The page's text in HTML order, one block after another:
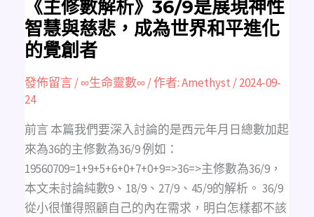
《主修數解析》36/9是展現神性
智慧與慈悲，成為世界和平進化
的覺創者
發佈留言/∞生命靈數∞/ 作者:Amethyst /2024-09-
24
前言 本篇我們要深入討論的是西元年月日總數加起
來為36的主修數為36/9 例如：
19560709=1+9+5+6+0+7+0+9=>36=>主修數為36/9，
本文未討論純數9、18/9、27/9、45/9的解析。 36/9
從小很懂得照顧自己的內在需求，明白怎樣都不該
世
界
和
平
進
化
覺
創